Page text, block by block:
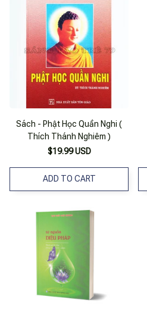
Sách - Phật Học Quần Nghi (
Thích Thánh Nghiêm )
$19.99 USD
ADD TO CART